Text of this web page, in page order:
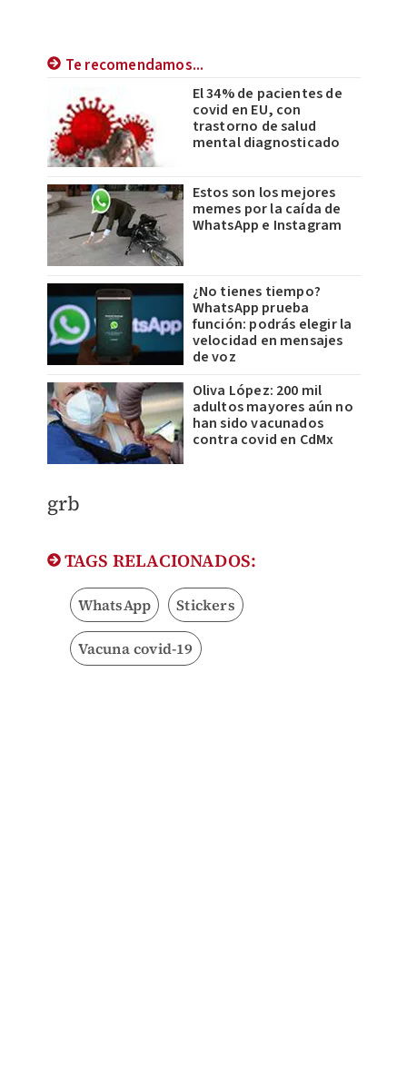
Te recomendamos...
El 34% de pacientes de
covid en EU, con
trastorno de salud
mental diagnosticado
Estos son los mejores
memes por la caída de
WhatsApp e Instagram
¿No tienes tiempo?
WhatsApp prueba
función: podrás elegir la
velocidad en mensajes
de voz
Oliva López: 200 mil
adultos mayores aún no
han sido vacunados
contra covid en CdMx
​grb
TAGS RELACIONADOS:
WhatsApp Stickers
Vacuna covid-19